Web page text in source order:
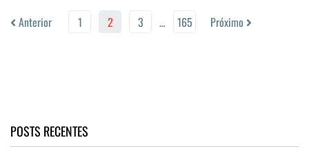
Anterior 1 2 3 … 165 Próximo
POSTS RECENTES